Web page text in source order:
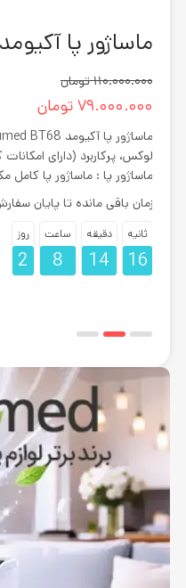
ماساژور پا آکیومد Accumed BT68
110.000.000 تومان
79.000.000تومان
لوکس، پرکاربرد (دارای
ماساژور پا : ماساژور پا کامل
زمان باقی مانده تا پایان
ثانیه
15
دقیقه
14
ساعت
8
روز
2